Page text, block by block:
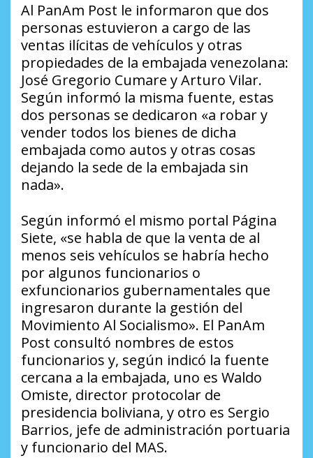
Al PanAm Post le informaron que dos
personas estuvieron a cargo de las
ventas ilícitas de vehículos y otras
propiedades de la embajada venezolana:
José Gregorio Cumare y Arturo Vilar.
Según informó la misma fuente, estas
dos personas se dedicaron «a robar y
vender todos los bienes de dicha
embajada como autos y otras cosas
dejando la sede de la embajada sin
nada».
Según informó el mismo portal Página
Siete, «se habla de que la venta de al
menos seis vehículos se habría hecho
por algunos funcionarios o
exfuncionarios gubernamentales que
ingresaron durante la gestión del
Movimiento Al Socialismo». El PanAm
Post consultó nombres de estos
funcionarios y, según indicó la fuente
cercana a la embajada, uno es Waldo
Omiste, director protocolar de
presidencia boliviana, y otro es Sergio
Barrios, jefe de administración portuaria
y funcionario del MAS.